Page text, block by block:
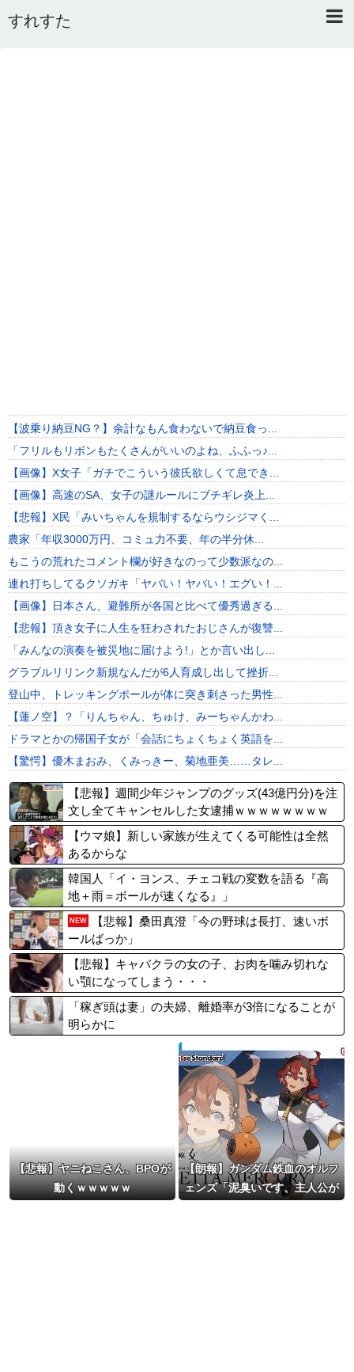
すれすた
【波乗り納豆NG？】余計なもん食わないで納豆食っ...
「フリルもリボンもたくさんがいいのよね、ふふっ♪...
【画像】X女子「ガチでこういう彼氏欲しくて息でき...
【画像】高速のSA、女子の謎ルールにブチギレ炎上...
【悲報】X民「みいちゃんを規制するならウシジマく...
農家「年収3000万円、コミュ力不要、年の半分休...
もこうの荒れたコメント欄が好きなのって少数派なの...
連れ打ちしてるクソガキ「ヤバい！ヤバい！エグい！...
【画像】日本さん、避難所が各国と比べて優秀過ぎる...
【悲報】頂き女子に人生を狂わされたおじさんが復讐...
「みんなの演奏を被災地に届けよう!」とか言い出し...
グラブルリリンク新規なんだが6人育成し出して挫折...
登山中、トレッキングポールが体に突き刺さった男性...
【蓮ノ空】？「りんちゃん、ちゅけ、みーちゃんかわ...
ドラマとかの帰国子女が「会話にちょくちょく英語を...
【驚愕】優木まおみ、くみっきー、菊地亜美……タレ...
【悲報】週間少年ジャンプのグッズ(43億円分)を注
文し全てキャンセルした女逮捕ｗｗｗｗｗｗｗｗ
【ウマ娘】新しい家族が生えてくる可能性は全然
あるからな
韓国人「イ・ヨンス、チェコ戦の変数を語る『高
地＋雨＝ボールが速くなる』」
NEW
【悲報】桑田真澄「今の野球は長打、速いボ
ールばっか」
【悲報】キャバクラの女の子、お肉を噛み切れな
い顎になってしまう・・・
「稼ぎ頭は妻」の夫婦、離婚率が3倍になることが
明らかに
【悲報】ヤニねこさん、BPOが
動くｗｗｗｗｗ
【朗報】ガンダム鉄血のオルフ
ェンズ「泥臭いです、主人公が